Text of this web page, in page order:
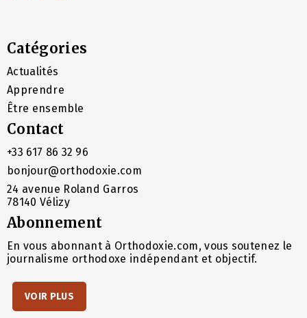
Catégories
Actualités
Apprendre
Être ensemble
Contact
+33 617 86 32 96
bonjour@orthodoxie.com
24 avenue Roland Garros
78140 Vélizy
Abonnement
En vous abonnant à Orthodoxie.com, vous soutenez le
journalisme orthodoxe indépendant et objectif.
VOIR PLUS